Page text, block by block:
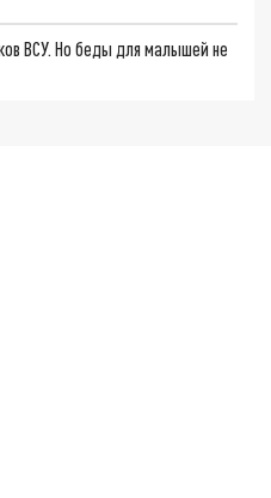
ВСУ. Но беды для малышей не